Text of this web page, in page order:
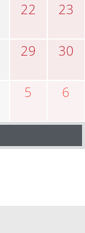
22 23
29 30
5 6